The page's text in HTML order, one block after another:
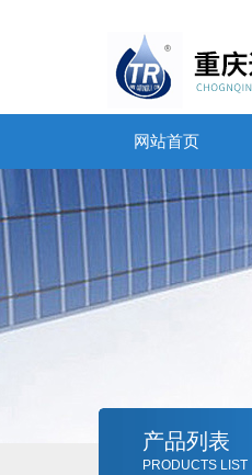
网站首页
产品列表
PRODUCTS LIST